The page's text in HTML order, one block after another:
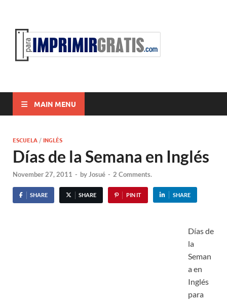
MAIN MENU
ESCUELA /INGLÉS
Días de la Semana en Inglés
November 27, 2011 - byJosué - 2 Comments.
SHARE SHARE PIN IT SHARE
Días de
la
Seman
a en
Inglés
para